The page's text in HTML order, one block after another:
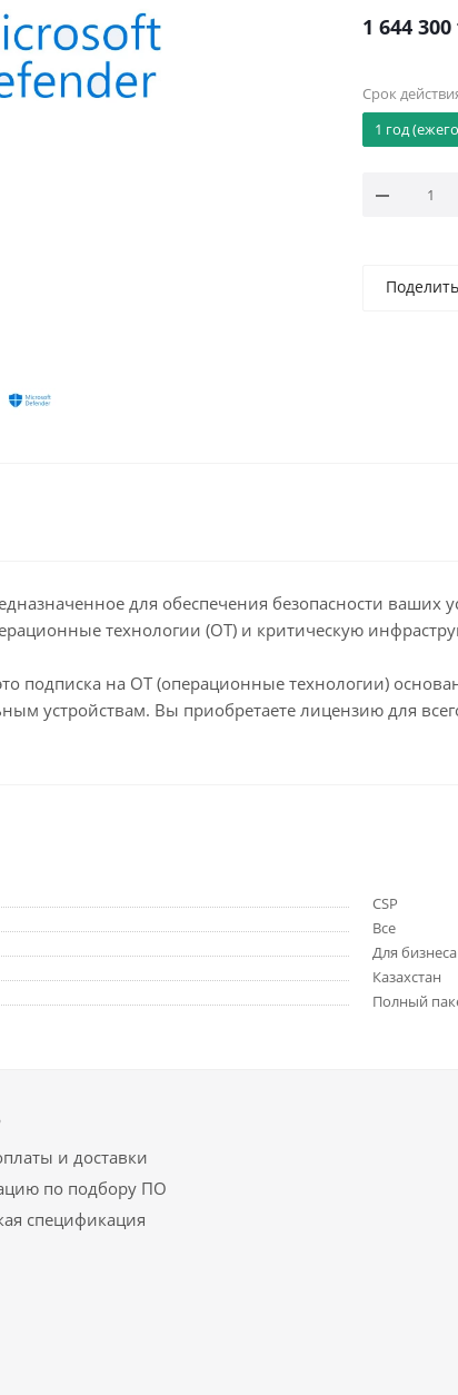
1 644 300
Срок
1 год
для обеспечения безопасности ваших
технологии (OT) и критическую
подписка на OT (операционные технологии)
устройствам. Вы приобретаете лицензию для
CSP
Все
Для бизнеса
Казахстан
Полный
и доставки
по подбору ПО
спецификация